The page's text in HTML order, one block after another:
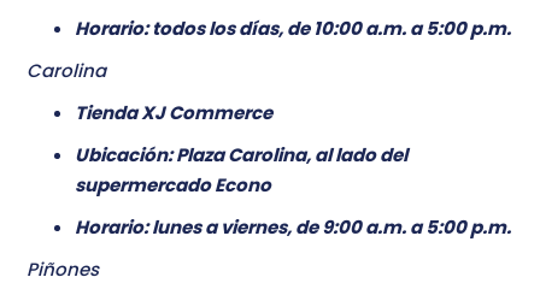
Horario: todos los días, de 10:00 a.m. a 5:00 p.m.
Carolina
Tienda XJ Commerce
Ubicación: Plaza Carolina, al lado del
supermercado Econo
Horario: lunes a viernes, de 9:00 a.m. a 5:00 p.m.
Piñones